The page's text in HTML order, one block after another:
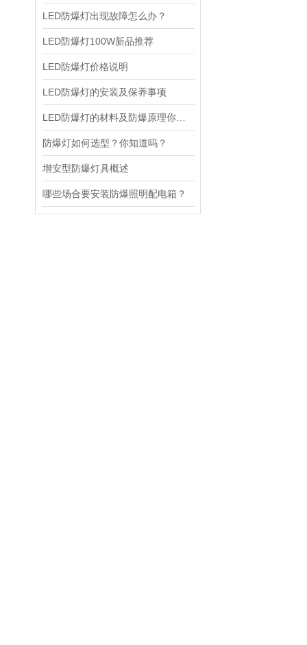
LED防爆灯出现故障怎么办？
LED防爆灯100W新品推荐
LED防爆灯价格说明
LED防爆灯的安装及保养事项
防爆灯如何选型？你知道吗？
增安型防爆灯具概述
哪些场合要安装防爆照明配电箱？